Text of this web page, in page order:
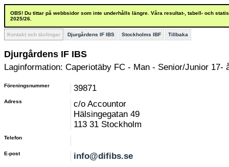
OBS! Du tittar på webbsidor som inte underhålls längre. Våra resultat-, tabell- och
2025/26.
Kontakt och tävlingar Djurgårdens IF IBS Stockholms IBF Tillbaka
Djurgårdens IF IBS
Laginformation: Caperiotäby FC - Man - Senior/Junior 17-
Föreningsnummer 39871
Adress
c/o Accountor
Hälsingegatan 49
113 31 Stockholm
Telefon
E-post info@difibs.se